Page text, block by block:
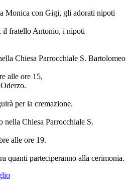
Monica con Gigi, gli adorati nipoti
il fratello Antonio, i nipoti
Chiesa Parrocchiale S. Bartolomeo
alle ore 15,
per la cremazione.
nella Chiesa Parrocchiale S.
alle ore 19.
quanti parteciperanno alla cerimonia.